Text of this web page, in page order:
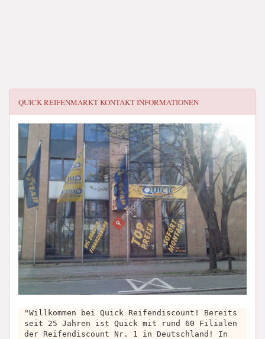
QUICK REIFENMARKTKONTAKT INFORMATIONEN
"Willkommen bei Quick Reifendiscount! Bereits
seit 25 Jahren ist Quick mit rund 60 Filialen
der Reifendiscount Nr. 1 in Deutschland! In